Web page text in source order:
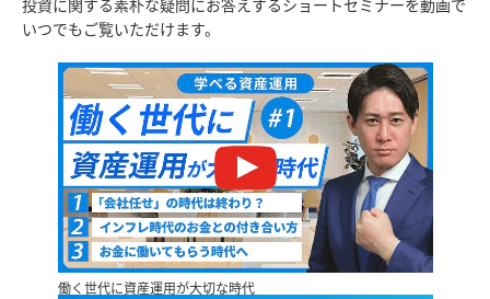
いつでもご覧いただけます。
働く世代に資産運用が大切な時代